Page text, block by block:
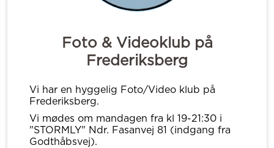
Foto & Videoklub på
Frederiksberg
Vi har en hyggelig Foto/Video klub på
Frederiksberg.
Vi mødes om mandagen fra kl 19-21:30 i
"STORMLY" Ndr. Fasanvej 81 (indgang fra
Godthåbsvej).